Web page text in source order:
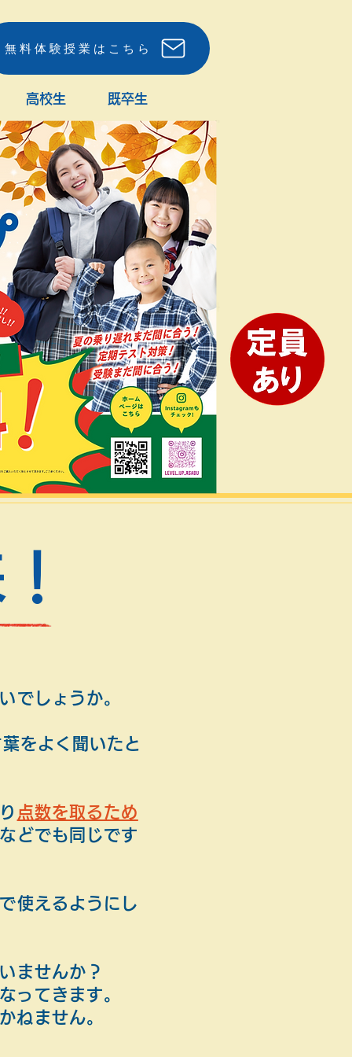
無料体験授業はこちら
高校生 既卒生
でしょうか。
をよく聞いたと
点数を取るため
どでも同じです
使えるようにし
ませんか？
ってきます。
ねません。